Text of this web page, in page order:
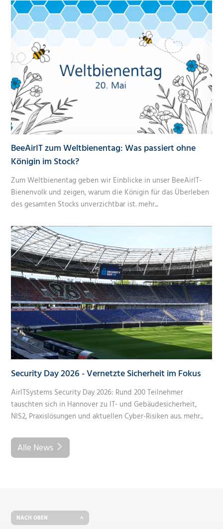
BeeAirIT zum Weltbienentag: Was passiert ohne
Königin im Stock?
Zum Weltbienentag geben wir Einblicke in unser BeeAirIT-
Bienenvolk und zeigen, warum die Königin für das Überleben
des gesamten Stocks unverzichtbar ist. mehr...
Security Day 2026 - Vernetzte Sicherheit im Fokus
AirITSystems Security Day 2026: Rund 200 Teilnehmer
tauschten sich in Hannover zu IT- und Gebäudesicherheit,
NIS2, Praxislösungen und aktuellen Cyber-Risiken aus. mehr...
Alle News
NACH OBEN